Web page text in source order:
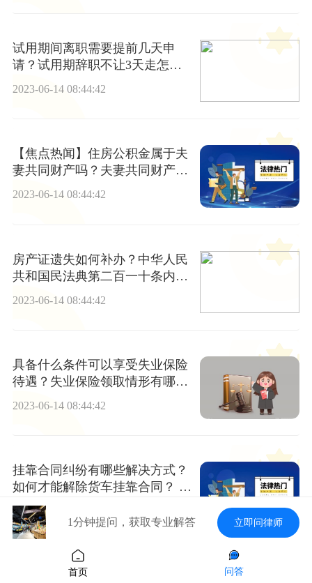
试用期间离职需要提前几天申
请？试用期辞职不让3天走怎么
2023-06-14 08:44:42
【焦点热闻】住房公积金属于夫
妻共同财产吗？夫妻共同财产有
哪些证明方式？
2023-06-14 08:44:42
房产证遗失如何补办？中华人民
共和国民法典第二百一十条内容
2023-06-14 08:44:42
具备什么条件可以享受失业保险
待遇？失业保险领取情形有哪
2023-06-14 08:44:42
挂靠合同纠纷有哪些解决方式？
如何才能解除货车挂靠合同？ 天
天新要闻
2023-06-14 08:44:42
世界新动态：婚姻家庭的基本原
1分钟提问，获取专业解答 立即问律师
首页 问答